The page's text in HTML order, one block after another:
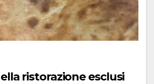
ristorazione esclusi